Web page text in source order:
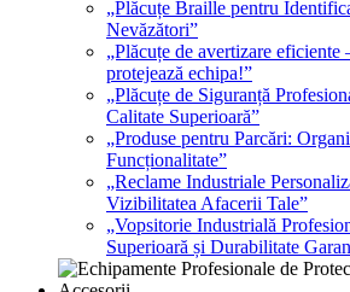
„Plăcuțe Braille pentru
Nevăzători”
„Plăcuțe de avertizare eficiente
protejează echipa!”
„Plăcuțe de Siguranță
Calitate Superioară”
„Produse pentru Parcări:
Funcționalitate”
„Reclame Industriale
Vizibilitatea Afacerii Tale”
„Vopsitorie Industrială
Superioară și Durabilitate